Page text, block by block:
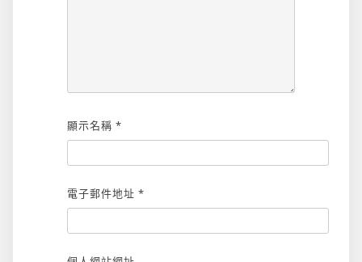
顯示名稱 *
電子郵件地址 *